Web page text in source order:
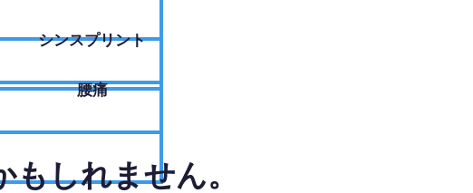
シンスプリント
腰痛
しれません。